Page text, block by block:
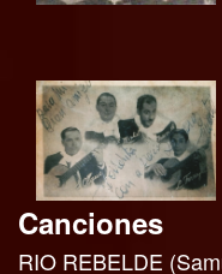
Canciones
RIO REBELDE